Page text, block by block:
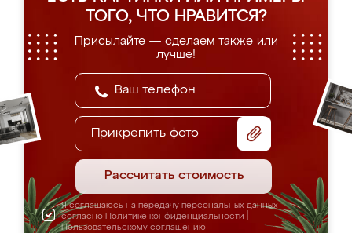
ТОГО, ЧТО НРАВИТСЯ?
Присылайте — сделаем также или
лучше!
Прикрепить фото
Рассчитать стоимость
Я соглашаюсь на передачу персональных данных
согласно Политике конфиденциальности
Пользовательскому соглашению